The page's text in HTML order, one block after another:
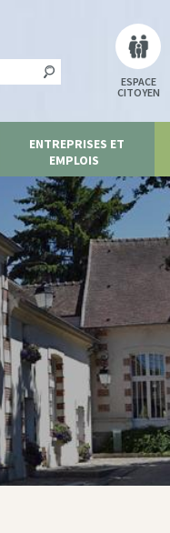
ESPACE
CITOYEN
ENTREPRISES ET
EMPLOIS